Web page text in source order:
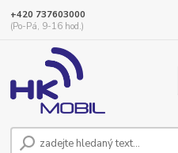
+420 737603000
(Po-Pá, 9-16 hod.)